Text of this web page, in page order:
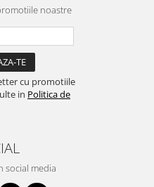
noastre
cu promotiile
in Politica de
social media